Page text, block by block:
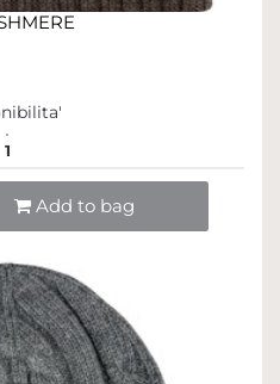
1
Add to bag